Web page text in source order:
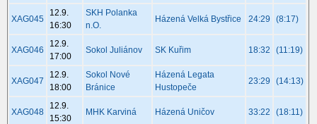
XAG045
12.9.
16:30
SKH Polanka
n.O.
Házená Velká Bystřice 24:29 (8:17)
XAG046
12.9.
17:00
Sokol Juliánov SK Kuřim 18:32 (11:19)
XAG047
12.9.
18:00
Sokol Nové
Bránice
Házená Legata
Hustopeče
23:29 (14:13)
XAG048
12.9.
15:30
MHK Karviná Házená Uničov 33:22 (18:11)